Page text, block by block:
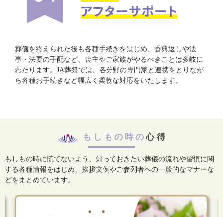
葬儀を終えられた後も各種手続きをはじめ、香典返しや法
事・法要の手配など、喪主やご家族がやるべきことは多岐に
わたります。JA葬祭では、各分野の専門家と連携をとりなが
ら各種お手続きなど幅広く柔軟な対応をいたします。
もしもの時の心得
もしもの時に慌てないよう、知っておきたい葬儀の流れや習慣に関
する各種情報をはじめ、 挨拶文例やご参列者への一般的なマナーな
どをまとめています。